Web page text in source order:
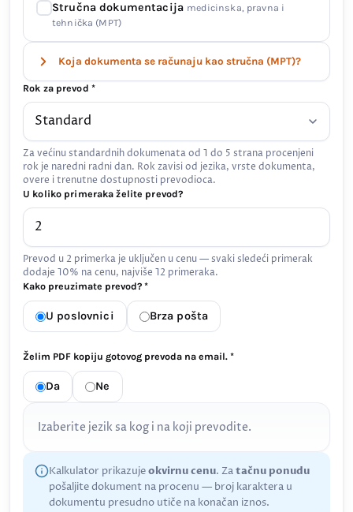
Stručna dokumentacija medicinska, pravna i
tehnička (MPT)
Koja dokumenta se računaju kao stručna (MPT)?
Rok za prevod *
Za većinu standardnih dokumenata od 1 do 5 strana procenjeni
rok je naredni radni dan. Rok zavisi od jezika, vrste dokumenta,
overe i trenutne dostupnosti prevodioca.
U koliko primeraka želite prevod?
Prevod u 2 primerka je uključen u cenu — svaki sledeći primerak
dodaje 10% na cenu, najviše 12 primeraka.
Kako preuzimate prevod? *
U poslovnici Brza pošta
Želim PDF kopiju gotovog prevoda na email. *
Da Ne
Izaberite jezik sa kog i na koji prevodite.
Kalkulator prikazujeokvirnu cenu. Zatačnu ponudu
pošaljite dokument na procenu — broj karaktera u
dokumentu presudno utiče na konačan iznos.